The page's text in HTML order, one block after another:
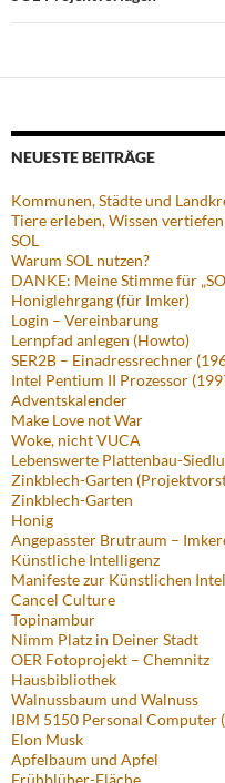
NEUESTE BEITRÄGE
Kommunen, Städte und
Tiere erleben, Wissen
SOL
Warum SOL nutzen?
DANKE: Meine Stimme für
Honiglehrgang (für Imker)
Login – Vereinbarung
Lernpfad anlegen (Howto)
SER2B – Einadressrechner
Intel Pentium II Prozessor
Adventskalender
Make Love not War
Woke, nicht VUCA
Lebenswerte Plattenbau-
Zinkblech-Garten
Zinkblech-Garten
Honig
Angepasster Brutraum –
Künstliche Intelligenz
Manifeste zur Künstlichen
Cancel Culture
Topinambur
Nimm Platz in Deiner Stadt
OER Fotoprojekt – Chemnitz
Hausbibliothek
Walnussbaum und Walnuss
IBM 5150 Personal Computer
Elon Musk
Apfelbaum und Apfel
Frühblüher-Fläche